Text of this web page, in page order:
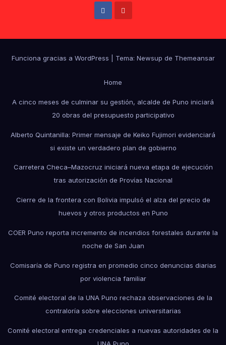
Funciona gracias a WordPress Tema: Newsup de Themeansar
Home
A cinco meses de culminar su gestión, alcalde de Puno iniciará
20 obras del presupuesto participativo
Alberto Quintanilla: Primer mensaje de Keiko Fujimori evidenciará
si existe un verdadero plan de gobierno
Carretera Checa–Mazocruz iniciará nueva etapa de ejecución
tras autorización de Provías Nacional
Cierre de la frontera con Bolivia impulsó el alza del precio de
huevos y otros productos en Puno
COER Puno reporta incremento de incendios forestales durante la
noche de San Juan
Comisaría de Puno registra en promedio cinco denuncias diarias
por violencia familiar
Comité electoral de la UNA Puno rechaza observaciones de la
contraloría sobre elecciones universitarias
Comité electoral entrega credenciales a nuevas autoridades de la